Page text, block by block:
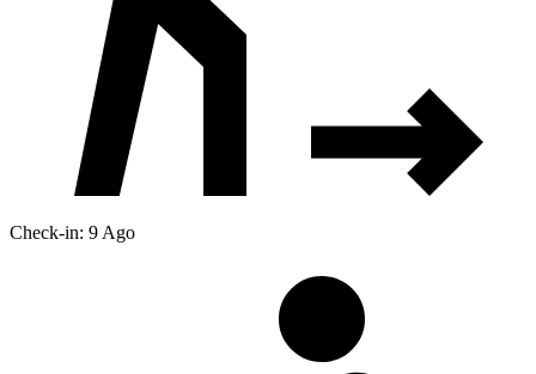
Check-in: 9 Ago